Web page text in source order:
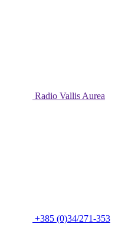
Radio Vallis Aurea
+385 (0)34/271-353